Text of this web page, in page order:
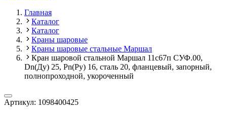
Главная
Каталог
Каталог
Краны шаровые
Краны шаровые стальные Маршал
Кран шаровой стальной Маршал 11с67п СУФ.00,
Dn(Ду) 25, Рn(Ру) 16, сталь 20, фланцевый, запорный,
полнопроходной, укороченный
Артикул: 1098400425